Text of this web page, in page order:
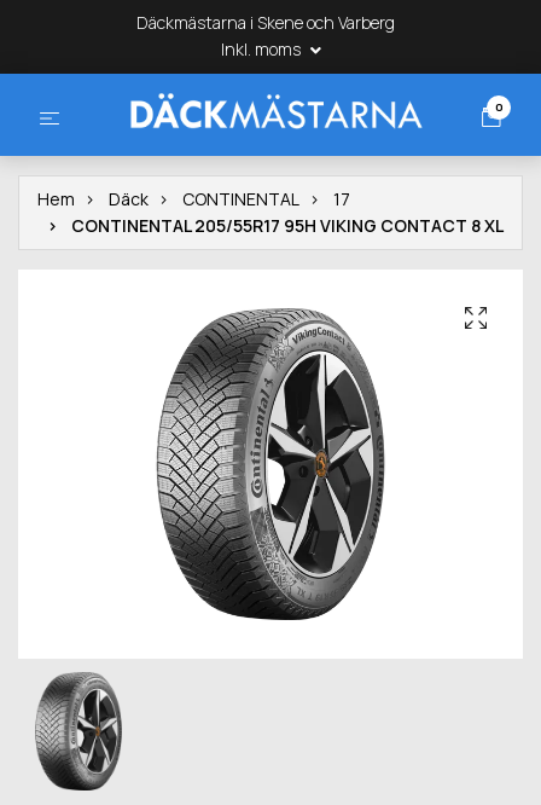
Däckmästarna i Skene och Varberg
Inkl. moms
0
Hem Däck CONTINENTAL
17
CONTINENTAL 205/55R17 95H VIKING CONTACT 8 XL